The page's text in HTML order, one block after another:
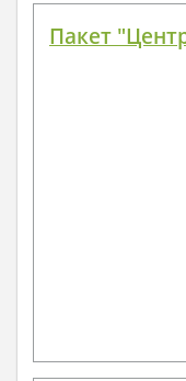
Пакет